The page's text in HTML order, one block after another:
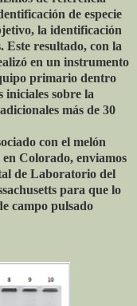
de especie
la identificación
Este resultado, con la
en un instrumento
primario dentro
iniciales sobre la
más de 30
con el melón
Colorado, enviamos
de Laboratorio del
para que lo
campo pulsado